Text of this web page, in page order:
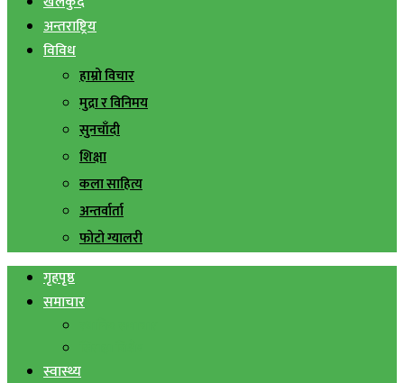
अन्तराष्ट्रिय
विविध
हाम्रो विचार
मुद्रा र विनिमय
सुनचाँदी
शिक्षा
कला साहित्य
अन्तर्वार्ता
फोटो ग्यालरी
गृहपृष्ठ
समाचार
स्वास्थ्य